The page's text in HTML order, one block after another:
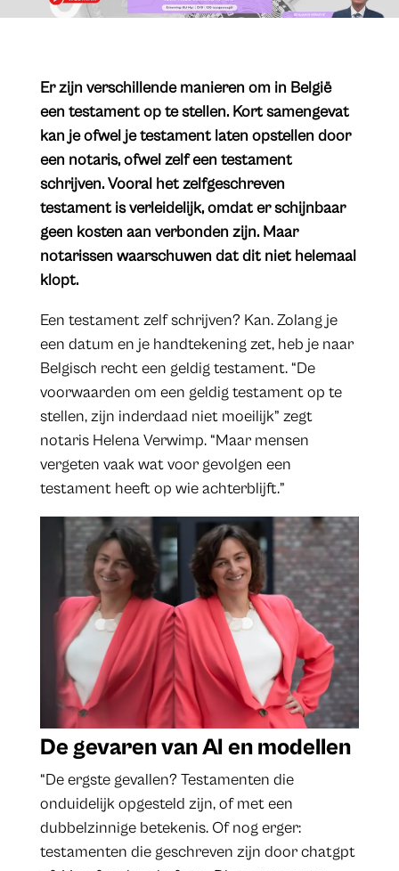
​Er zijn verschillende manieren om in België
een testament op te stellen. Kort samengevat
kan je ofwel je testament laten opstellen door
een notaris, ofwel zelf een testament
schrijven. Vooral het zelfgeschreven
testament is verleidelijk, omdat er schijnbaar
geen kosten aan verbonden zijn. Maar
notarissen waarschuwen dat dit niet helemaal
klopt.
Een testament zelf schrijven? Kan. Zolang je
een datum en je handtekening zet, heb je naar
Belgisch recht een geldig testament. “De
voorwaarden om een geldig testament op te
stellen, zijn inderdaad niet moeilijk” zegt
notaris Helena Verwimp. “Maar mensen
vergeten vaak wat voor gevolgen een
testament heeft op wie achterblijft.”
De gevaren van AI en modellen
“De ergste gevallen? Testamenten die
onduidelijk opgesteld zijn, of met een
dubbelzinnige betekenis. Of nog erger:
testamenten die geschreven zijn door chatgpt